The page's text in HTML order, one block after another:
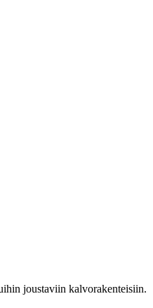
joustaviin kalvorakenteisiin.